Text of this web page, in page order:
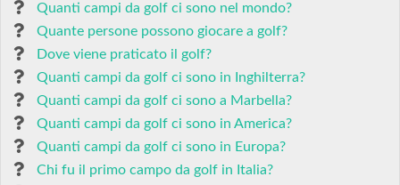
Quanti campi da golf ci sono nel mondo?
Quante persone possono giocare a golf?
Dove viene praticato il golf?
Quanti campi da golf ci sono in Inghilterra?
Quanti campi da golf ci sono a Marbella?
Quanti campi da golf ci sono in America?
Quanti campi da golf ci sono in Europa?
Chi fu il primo campo da golf in Italia?